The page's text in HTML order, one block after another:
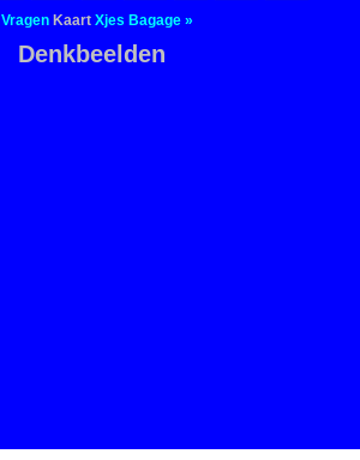
Vragen Kaart Xjes Bagage »
Denkbeelden